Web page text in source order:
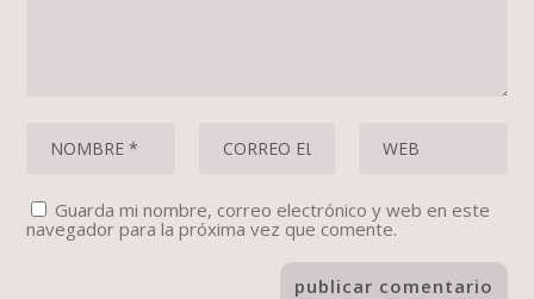
Guarda mi nombre, correo electrónico y web en este
navegador para la próxima vez que comente.